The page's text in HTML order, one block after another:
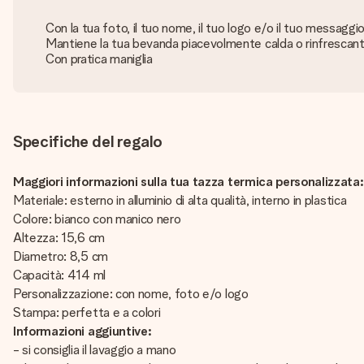
Con la tua foto, il tuo nome, il tuo logo e/o il tuo
Mantiene la tua bevanda piacevolmente calda o
Con pratica maniglia
Specifiche del regalo
Maggiori informazioni sulla tua tazza termica personalizzata:
Materiale: esterno in alluminio di alta qualità, interno in plastica
Colore: bianco con manico nero
Altezza: 15,6 cm
Diametro: 8,5 cm
Capacità: 414 ml
Personalizzazione: con nome, foto e/o logo
Stampa: perfetta e a colori
Informazioni aggiuntive:
- si consiglia il lavaggio a mano